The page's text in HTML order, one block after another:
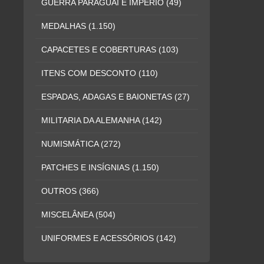
GUERRA PARAGUAI E IMPÉRIO (49)
MEDALHAS (1.150)
CAPACETES E COBERTURAS (103)
ITENS COM DESCONTO (110)
ESPADAS, ADAGAS E BAIONETAS (27)
MILITARIA DA ALEMANHA (142)
NUMISMÁTICA (272)
PATCHES E INSÍGNIAS (1.150)
OUTROS (366)
MISCELÂNEA (504)
UNIFORMES E ACESSÓRIOS (142)